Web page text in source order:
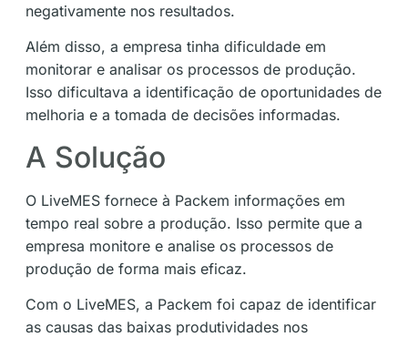
negativamente nos resultados.
Além disso, a empresa tinha dificuldade em
monitorar e analisar os processos de produção.
Isso dificultava a identificação de oportunidades de
melhoria e a tomada de decisões informadas.
A Solução
O LiveMES fornece à Packem informações em
tempo real sobre a produção. Isso permite que a
empresa monitore e analise os processos de
produção de forma mais eficaz.
Com o LiveMES, a Packem foi capaz de identificar
as causas das baixas produtividades nos